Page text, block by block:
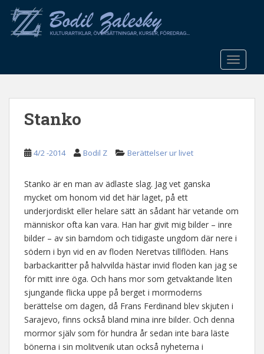
o
Stanko
4/2 -2014 Bodil Z Berättelser ur livet
Stanko är en man av ädlaste slag. Jag vet ganska
mycket om honom vid det här laget, på ett
underjordiskt eller helare sätt än sådant här vetande om
människor ofta kan vara. Han har givit mig bilder – inre
bilder – av sin barndom och tidigaste ungdom där nere i
södern i byn vid en av floden Neretvas tillflöden. Hans
barbackaritter på halvvilda hästar invid floden kan jag se
för mitt inre öga. Och hans mor som getvaktande liten
sjungande flicka uppe på berget i mormoderns
berättelse om dagen, då Frans Ferdinand blev skjuten i
Sarajevo, finns också bland mina inre bilder. Och denna
mormor själv som för hundra år sedan inte bara läste
bönerna i sin molitvenik utan också nyheterna i